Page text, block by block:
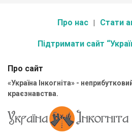
Про нас Стати
Підтримати сайт
Про сайт
«Україна Інкогніта» -
краєзнавства.